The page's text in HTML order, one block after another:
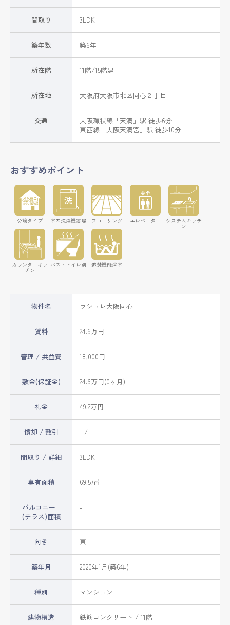
間取り 3LDK
築年数 築6年
所在階 11階/15階建
所在地 大阪府大阪市北区同心 ２丁目
交通 大阪環状線 「天満 」駅 徒歩6分
東西線 「大阪天満宮 」駅 徒歩10分
おすすめポイント
分譲タイプ 室内洗濯機置場 フローリング エレベーター システムキッチ
ン
カウンターキッ
チン
バス・トイレ別 追焚機能浴室
物件名 ラシュレ大阪同心
賃料 24.6万円
管理 / 共益費 18,000円
敷金(保証金) 24.6万円(0ヶ月)
礼金 49.2万円
償却 / 敷引 - / -
間取り / 詳細 3LDK
専有面積 69.57㎡
バルコニー
(テラス)面積
-
向き 東
築年月 2020年1月(築6年)
種別 マンション
建物構造 鉄筋コンクリート / 11階